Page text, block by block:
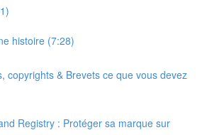
histoire (7:28)
copyrights & Brevets ce que vous devez
Registry : Protéger sa marque sur